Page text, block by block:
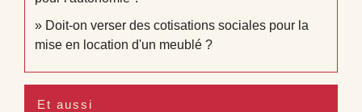
Doit-on verser des cotisations sociales pour la
mise en location d'un meublé ?
Et aussi